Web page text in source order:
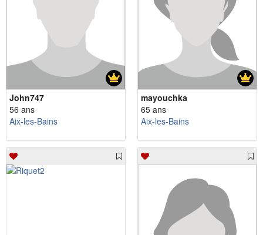
John747
56 ans
Aix-les-Bains
mayouchka
65 ans
Aix-les-Bains